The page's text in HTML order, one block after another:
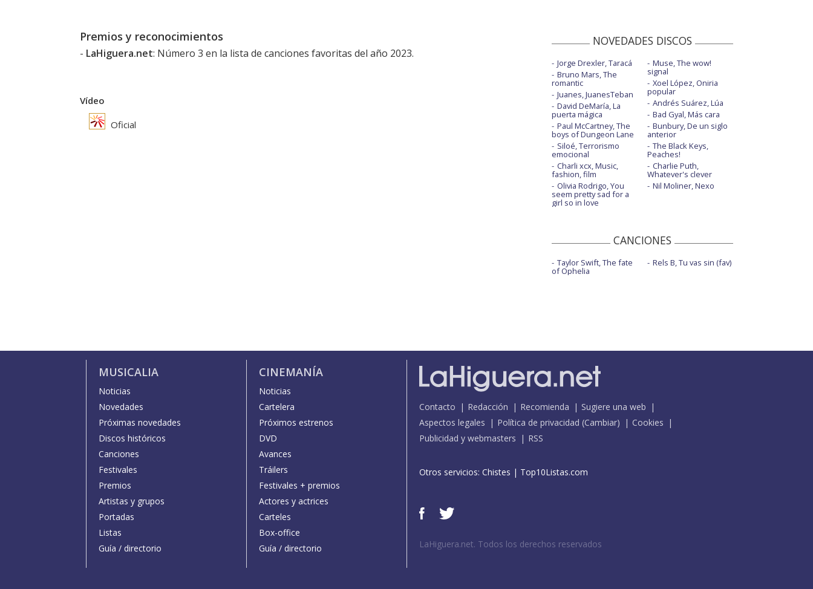
Premios y reconocimientos
- LaHiguera.net: Número 3 en la lista de canciones favoritas del año 2023.
Vídeo
Oficial
NOVEDADES DISCOS
Jorge Drexler, Taracá
Bruno Mars, The
romantic
Juanes, JuanesTeban
David DeMaría, La
puerta mágica
Paul McCartney, The
boys of Dungeon Lane
Siloé, Terrorismo
emocional
Charli xcx, Music,
fashion, film
Olivia Rodrigo, You
seem pretty sad for a
girl so in love
Muse, The wow!
signal
Xoel López, Oniria
popular
Andrés Suárez, Lúa
Bad Gyal, Más cara
Bunbury, De un siglo
anterior
The Black Keys,
Peaches!
Charlie Puth,
Whatever's clever
Nil Moliner, Nexo
CANCIONES
Taylor Swift, The fate
of Ophelia
Rels B, Tu vas sin (fav)
MUSICALIA
Noticias
Novedades
Próximas novedades
Discos históricos
Canciones
Festivales
Premios
Artistas y grupos
Portadas
Listas
Guía / directorio
CINEMANÍA
Noticias
Cartelera
Próximos estrenos
DVD
Avances
Tráilers
Festivales + premios
Actores y actrices
Carteles
Box-office
Guía / directorio
Contacto Redacción Recomienda
Sugiere una web
Aspectos legales
Política de privacidad (Cambiar)
Cookies
Publicidad y webmasters
RSS
Otros servicios: Chistes | Top10Listas.com
LaHiguera.net. Todos los derechos reservados